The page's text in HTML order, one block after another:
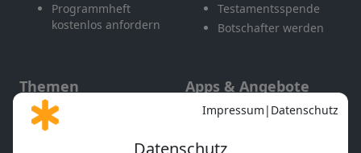
Programmheft
kostenlos anfordern
Testamentsspende
Botschafter werden
Themen
Gott und Bibel erklärt
Apps & Angebote
Mobile App